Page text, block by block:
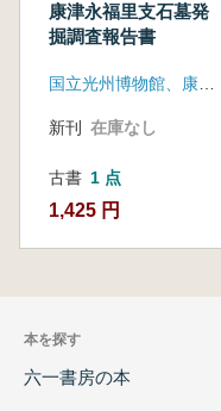
康津永福里支石墓発
掘調査報告書
国立光州博物館、康津郡
新刊 在庫なし
古書 1 点
1,425 円
本を探す
六一書房の本